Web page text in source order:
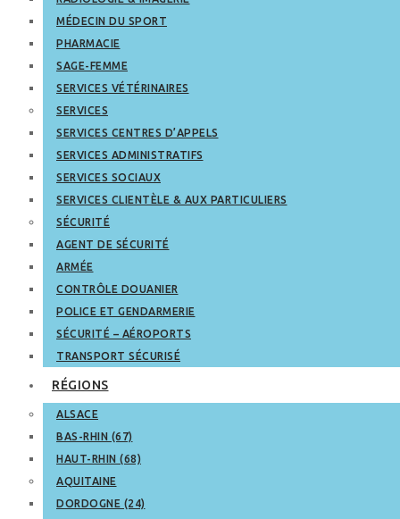
MÉDECIN DU SPORT
PHARMACIE
SAGE-FEMME
SERVICES VÉTÉRINAIRES
SERVICES
SERVICES CENTRES D’APPELS
SERVICES ADMINISTRATIFS
SERVICES SOCIAUX
SERVICES CLIENTÈLE & AUX PARTICULIERS
SÉCURITÉ
AGENT DE SÉCURITÉ
ARMÉE
CONTRÔLE DOUANIER
POLICE ET GENDARMERIE
SÉCURITÉ – AÉROPORTS
TRANSPORT SÉCURISÉ
RÉGIONS
ALSACE
BAS-RHIN (67)
HAUT-RHIN (68)
AQUITAINE
DORDOGNE (24)